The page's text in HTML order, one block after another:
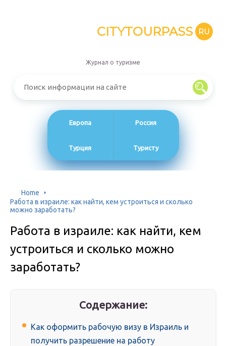
CITYTOURPASS RU
Журнал о туризме
Европа Россия
Турция Туристу
Home
Работа в израиле: как найти, кем устроиться и сколько
можно заработать?
Работа в израиле: как найти, кем
устроиться и сколько можно
заработать?
Содержание:
Как оформить рабочую визу в Израиль и
получить разрешение на работу